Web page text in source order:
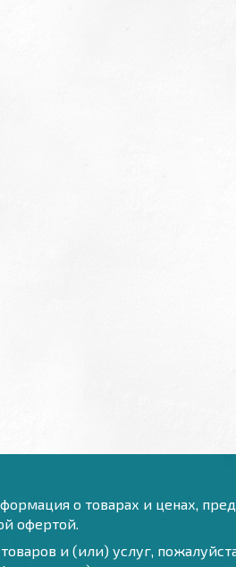
о товарах и ценах,
офертой.
и (или) услуг,